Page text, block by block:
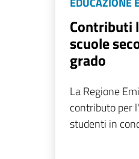
Contributi
scuole
grado
La Regione
contributo per
studenti in